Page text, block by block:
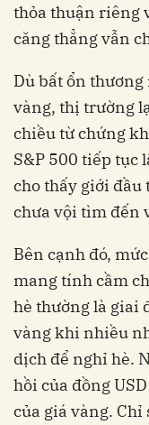
thỏa thuận riêng
căng thẳng vẫn
Dù bất ổn
vàng, thị trường
chiều từ chứng
S&P 500 tiếp
cho thấy giới đầu
chưa vội tìm đến
Bên cạnh đó,
mang tính cầm
hè thường là giai
vàng khi nhiều
dịch để nghỉ hè.
hồi của đồng
của giá vàng.